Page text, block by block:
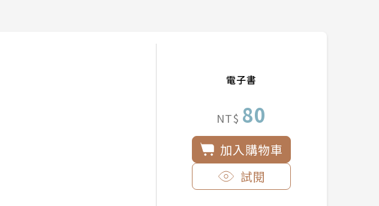
電子書
NT$ 80
加入購物車
試閱